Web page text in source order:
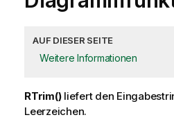
AUF DIESER SEITE
Weitere Informationen
RTrim()liefert den
Leerzeichen.